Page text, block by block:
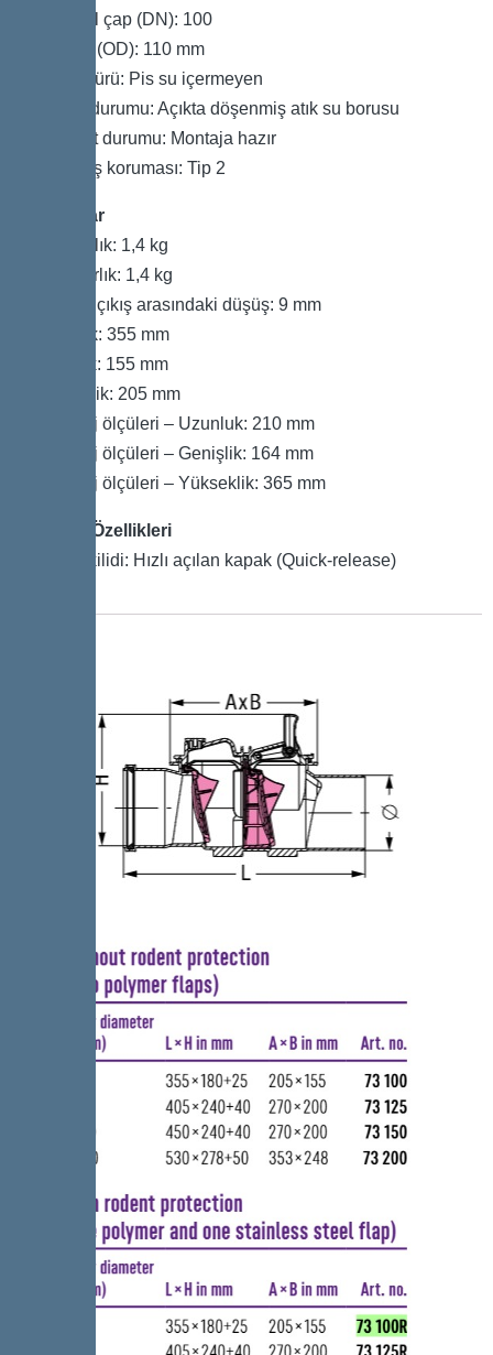
Nominal çap (DN): 100
Dış çap (OD): 110 mm
Atık su türü: Pis su içermeyen
Montaj durumu: Açıkta döşenmiş atık su borusu
Teslimat durumu: Montaja hazır
Geri akış koruması: Tip 2
Boyutlar
Net ağırlık: 1,4 kg
Brüt ağırlık: 1,4 kg
Giriş ve çıkış arasındaki düşüş: 9 mm
Uzunluk: 355 mm
Genişlik: 155 mm
Yükseklik: 205 mm
Ambalaj ölçüleri – Uzunluk: 210 mm
Ambalaj ölçüleri – Genişlik: 164 mm
Ambalaj ölçüleri – Yükseklik: 365 mm
Kapak Özellikleri
Kapak kilidi: Hızlı açılan kapak (Quick-release)